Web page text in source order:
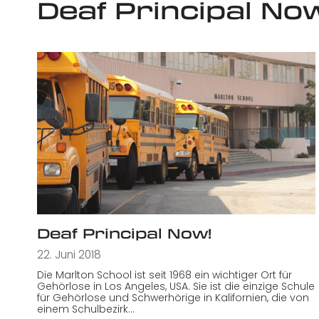
Deaf Principal
Deaf Principal Now!
22. Juni 2018
Die Marlton School ist seit 1968 ein wichtiger Ort für
Gehörlose in Los Angeles, USA. Sie ist die einzige Schule
für Gehörlose und Schwerhörige in Kalifornien, die von
einem Schulbezirk…